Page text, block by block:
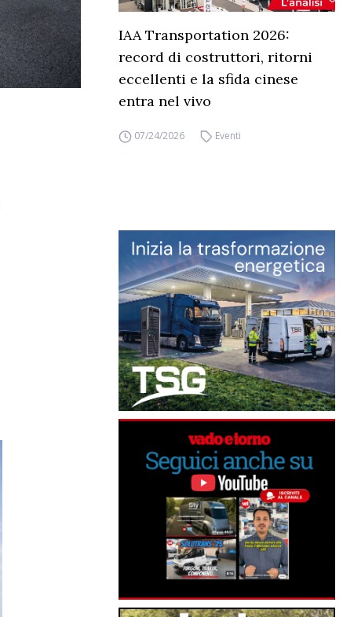
IAA Transportation 2026:
record di costruttori, ritorni
eccellenti e la sfida cinese
entra nel vivo
07/24/2026 Eventi